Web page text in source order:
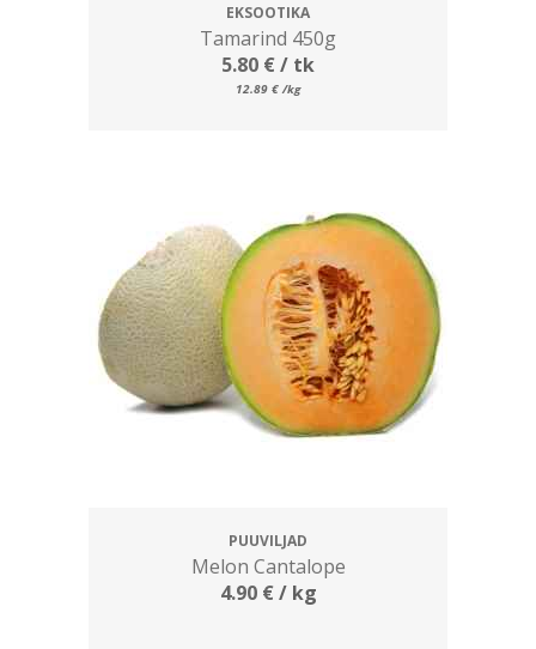
EKSOOTIKA
Tamarind 450g
5.80 €/ tk
12.89 € /kg
PUUVILJAD
Melon Cantalope
4.90 €/ kg